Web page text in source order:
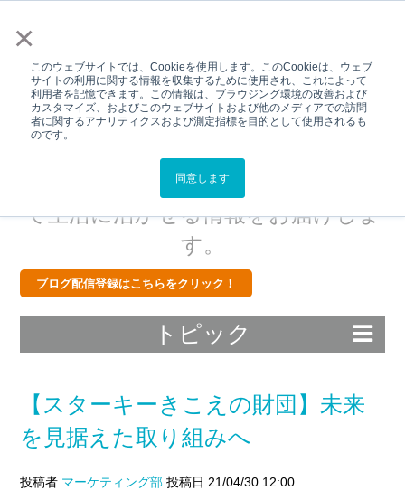
×
このウェブサイトでは、Cookieを使用します。このCookieは、ウェブ
サイトの利用に関する情報を収集するために使用され、これによって
利用者を記憶できます。この情報は、ブラウジング環境の改善および
カスタマイズ、およびこのウェブサイトおよび他のメディアでの訪問
者に関するアナリティクスおよび測定指標を目的として使用されるも
のです。
同意します
Hear Better.Live
Better.BLOG
スターキーから補聴器・難聴につい
て生活に活かせる情報をお届けしま
す。
ブログ配信登録はこちらをクリック！
トピック
【スターキーきこえの財団】未来
を見据えた取り組みへ
投稿者 マーケティング部投稿日 21/04/30 12:00